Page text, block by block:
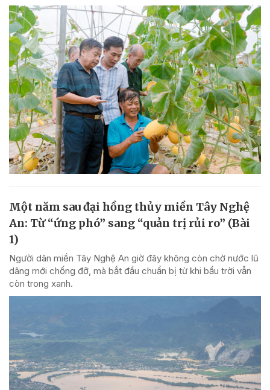
Một năm sau đại hồng thủy miền Tây Nghệ
An: Từ “ứng phó” sang “quản trị rủi ro” (Bài
1)
Người dân miền Tây Nghệ An giờ đây không còn chờ nước lũ
dâng mới chống đỡ, mà bắt đầu chuẩn bị từ khi bầu trời vẫn
còn trong xanh.